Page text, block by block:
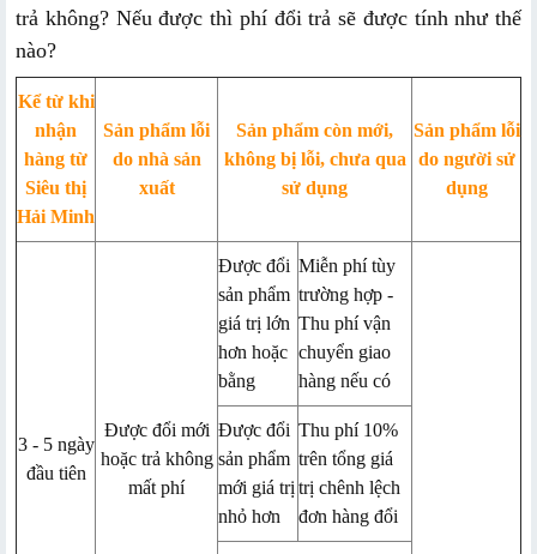
trả không? Nếu được thì phí đổi trả sẽ được tính như thế
nào?
Kể từ khi
nhận
hàng từ
Siêu thị
Hải Minh
Sản phẩm lỗi
do nhà sản
xuất
Sản phẩm còn mới,
không bị lỗi, chưa qua
sử dụng
Sản phẩm lỗi
do người sử
dụng
3 - 5 ngày
đầu tiên
Được đổi mới
hoặc trả không
mất phí
Được đổi
sản phẩm
giá trị lớn
hơn hoặc
bằng
Miễn phí tùy
trường hợp -
Thu phí vận
chuyển giao
hàng nếu có
Được đổi
sản phẩm
mới giá trị
nhỏ hơn
Thu phí 10%
trên tổng giá
trị chênh lệch
đơn hàng đổi